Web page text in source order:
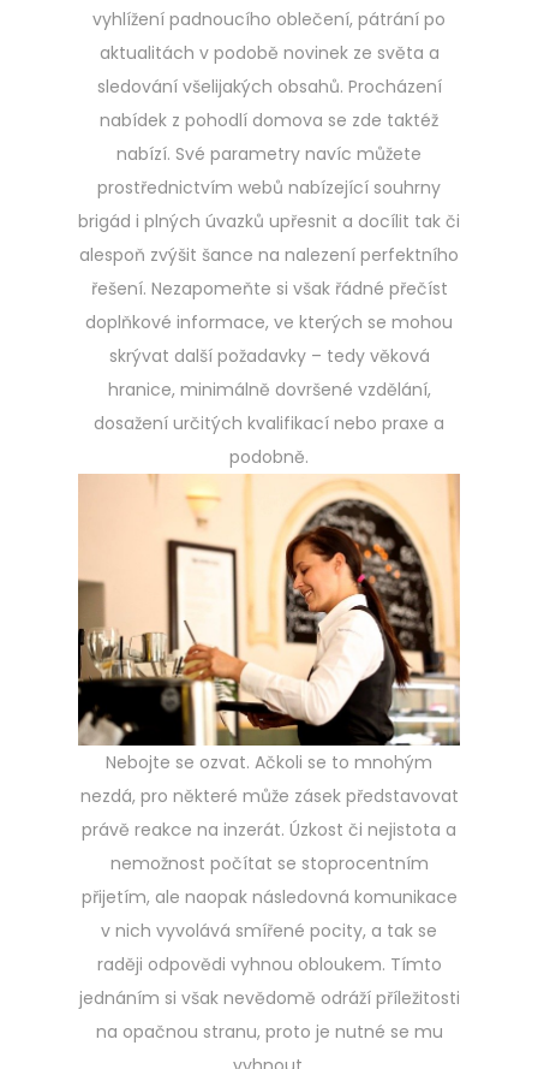
vyhlížení padnoucího oblečení, pátrání po
aktualitách v podobě novinek ze světa a
sledování všelijakých obsahů. Procházení
nabídek z pohodlí domova se zde taktéž
nabízí. Své parametry navíc můžete
prostřednictvím webů nabízející souhrny
brigád i plných úvazků upřesnit a docílit tak či
alespoň zvýšit šance na nalezení perfektního
řešení. Nezapomeňte si však řádné přečíst
doplňkové informace, ve kterých se mohou
skrývat další požadavky – tedy věková
hranice, minimálně dovršené vzdělání,
dosažení určitých kvalifikací nebo praxe a
podobně.
Nebojte se ozvat. Ačkoli se to mnohým
nezdá, pro některé může zásek představovat
právě reakce na inzerát. Úzkost či nejistota a
nemožnost počítat se stoprocentním
přijetím, ale naopak následovná komunikace
v nich vyvolává smířené pocity, a tak se
raději odpovědi vyhnou obloukem. Tímto
jednáním si však nevědomě odráží příležitosti
na opačnou stranu, proto je nutné se mu